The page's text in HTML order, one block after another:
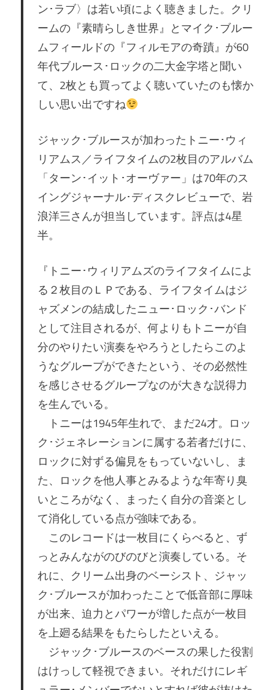
ン･ラブ〉は若い頃によく聴きました。クリ
ームの『素晴らしき世界』とマイク･ブルー
ムフィールドの『フィルモアの奇蹟』が60
年代ブルース･ロックの二大金字塔と聞い
て、2枚とも買ってよく聴いていたのも懐か
しい思い出ですね
ジャック･ブルースが加わったトニー･ウィ
リアムス／ライフタイムの2枚目のアルバム
「ターン･イット･オーヴァー」は70年のス
イングジャーナル･ディスクレビューで、岩
浪洋三さんが担当しています。評点は4星
半。
『トニー･ウィリアムズのライフタイムによ
る２枚目のＬＰである、ライフタイムはジ
ャズメンの結成したニュー･ロック･バンド
として注目されるが、何よりもトニーが自
分のやりたい演奏をやろうとしたらこのよ
うなグループができたという、その必然性
を感じさせるグループなのが大きな説得力
を生んでいる。
トニーは1945年生れで、まだ24才。ロッ
ク･ジェネレーションに属する若者だけに、
ロックに対ずる偏見をもっていないし、ま
た、ロックを他人事とみるような年寄り臭
いところがなく、まったく自分の音楽とし
て消化している点が強味である。
このレコードは一枚目にくらべると、ず
っとみんながのびのびと演奏している。そ
れに、クリーム出身のベーシスト、ジャッ
ク･ブルースが加わったことで低音部に厚味
が出来、迫力とパワーが増した点が一枚目
を上廻る結果をもたらしたといえる。
ジャック･ブルースのベースの果した役割
はけっして軽視できまい。それだけにレギ